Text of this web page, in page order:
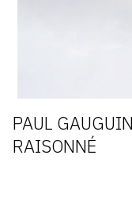
PAUL
RAISONNÉ